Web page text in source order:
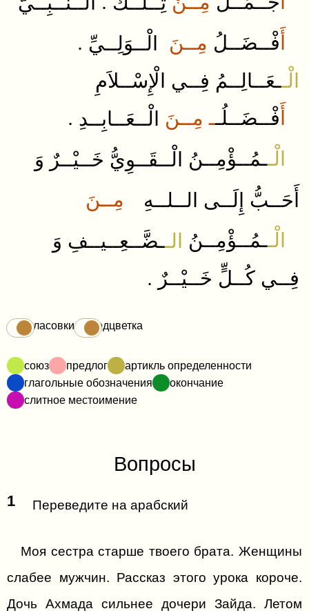
فْــضَــلُ مِــنَ الْــوَلِــيِّ .
الْــعَــالِــمُ فِــي
الْإِسْــلاَمِ
فْــضَــلُــ مِــنَ الْــعَــابِــدِ .
الْــمُــؤْمِــنُ​ الْــقَــوِيُّ خَــيْــرٌ وَ
أَحَــبُّ إِلَــى الــلــهِ
مِــنَ
الْــمُــؤْمِــنُ الــضَّــعِــيــفِ وَ
فِــي كُــلٍّ خَــيْــرٌ .
Огласовки Подцветка
союз предлог
артикль определенности
глагольные обозначения
окончание
слитное местоимение
Вопросы
1 Переведите на арабский
Моя сестра старше твоего брата. Женщины
слабее мужчин. Рассказ этого урока короче.
Дочь Ахмада сильнее дочери Зайда. Летом